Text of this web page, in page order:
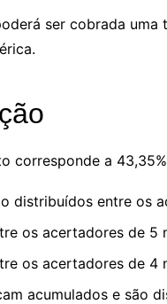
ser cobrada
corresponde a
distribuídos entre os
os acertadores de 5
os acertadores de 4
acumulados e são